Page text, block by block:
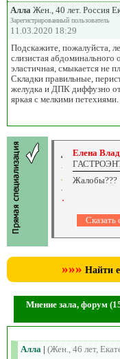
Алла Жен., 40 лет. Россия
Зарегистрированный пользователь
11.03.2020 18:29
Подскажите, пожалуйста,
слизистая абдоминального
эластичная, смыкается не
Складки правильные,
желудка и ДПК диффузно
яркая с мелкими
Елена
Жалобы???
»»» Найти
Мнение зала, форум
Алла | (Жен., 46 лет,